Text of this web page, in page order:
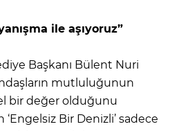
ile aşıyoruz”
Başkanı Bülent Nuri
mutluluğunun
bir değer olduğunu
Bir Denizli’ sadece